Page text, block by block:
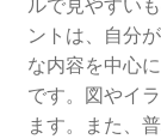
ルで見やすい
ントは、自分
な内容を中心
です。図やイ
ます。また、